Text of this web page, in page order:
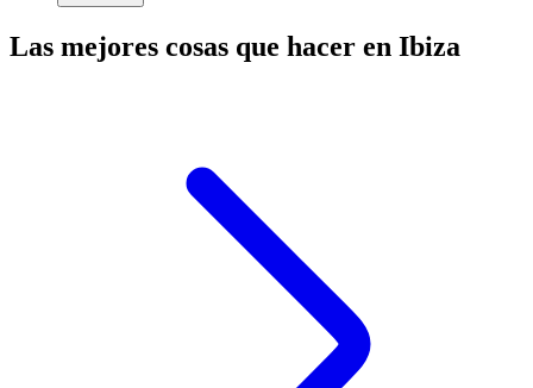
Las mejores cosas que hacer en Ibiza